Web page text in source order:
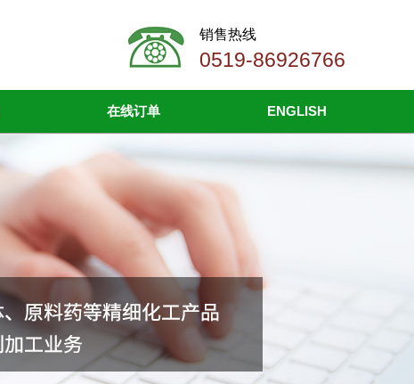
销售热线
0519-86926766
在线订单 ENGLISH